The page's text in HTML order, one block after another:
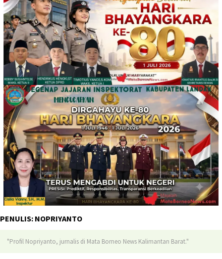
PENULIS: NOPRIYANTO
"Profil Nopriyanto, jurnalis di Mata Borneo News Kalimantan Barat."